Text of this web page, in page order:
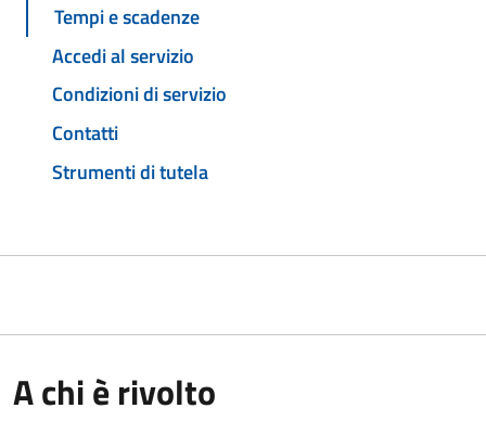
Tempi e scadenze
Accedi al servizio
Condizioni di servizio
Contatti
Strumenti di tutela
A chi è rivolto